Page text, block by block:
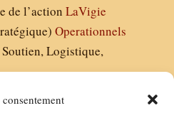
de l’action LaVigie
Operationnels
Logistique,